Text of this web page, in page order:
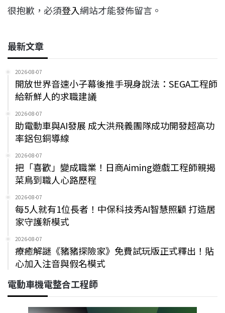
很抱歉，必須登入網站才能發佈留言。
最新文章
2026-08-07
開放世界音速小子幕後推手現身說法：SEGA工程師
給新鮮人的求職建議
2026-08-07
助電動車與AI發展 成大洪飛義團隊成功開發超高功
率鋁包銅導線
2026-08-07
把「喜歡」變成職業！日商Aiming遊戲工程師親揭
菜鳥到職人心路歷程
2026-08-07
每5人就有1位長者！中保科技秀AI智慧照顧 打造居
家守護新模式
2026-08-07
療癒解謎《豬豬探險家》免費試玩版正式釋出！貼
心加入注音與假名模式
電動車機電整合工程師